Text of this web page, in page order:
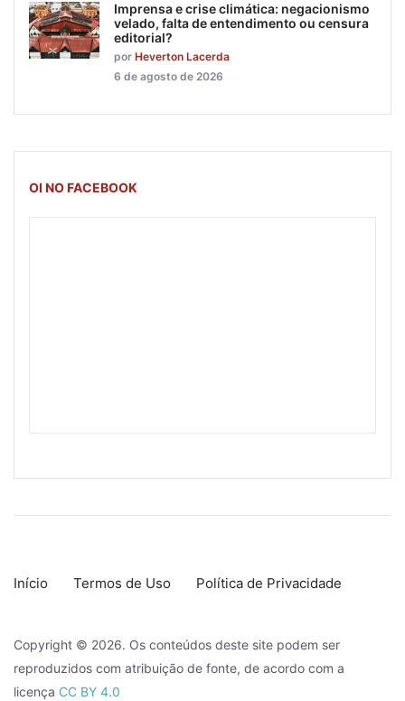
Imprensa e crise climática: negacionismo
velado, falta de entendimento ou censura
editorial?
por Heverton Lacerda
6 de agosto de 2026
OI NO FACEBOOK
Início Termos de Uso Política de Privacidade
Copyright © 2026. Os conteúdos deste site podem ser
reproduzidos com atribuição de fonte, de acordo com a
licença CC BY 4.0